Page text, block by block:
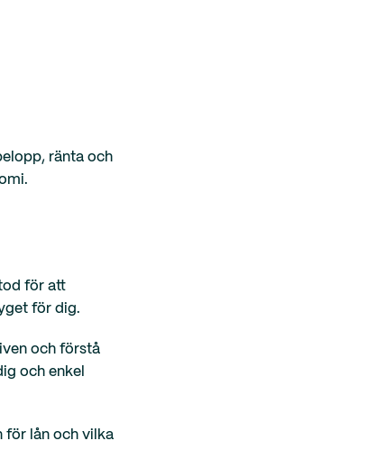
ränta och
för att
för dig.
och förstå
och enkel
för lån och vilka